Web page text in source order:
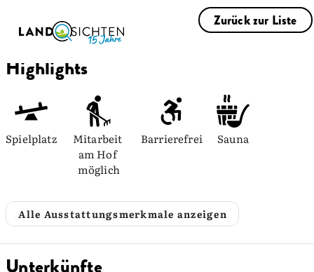
Zurück zur Liste
Highlights
Spielplatz
Mitarbeit
am Hof
möglich
Barrierefrei Sauna
Alle Ausstattungsmerkmale anzeigen
Unterkünfte